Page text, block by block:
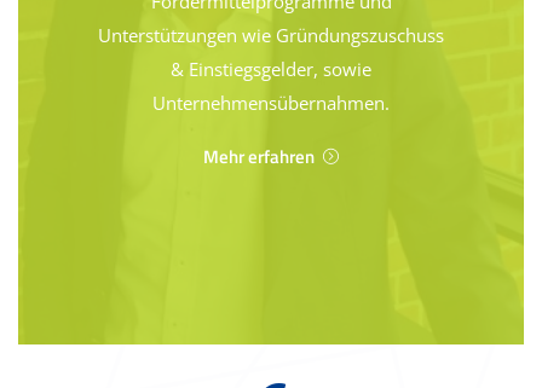
Unterstützungen wie Gründungszuschuss
& Einstiegsgelder, sowie
Unternehmensübernahmen.
Mehr erfahren